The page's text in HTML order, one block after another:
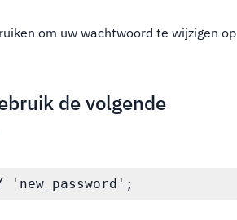
om uw wachtwoord te wijzigen op
de volgende